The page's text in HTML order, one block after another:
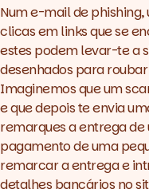
Num e-mail de
clicas em links que se
estes podem levar-te a
desenhados para
Imaginemos que um
e que depois te envia
remarques a entrega
pagamento de uma
remarcar a entrega e
detalhes bancários no